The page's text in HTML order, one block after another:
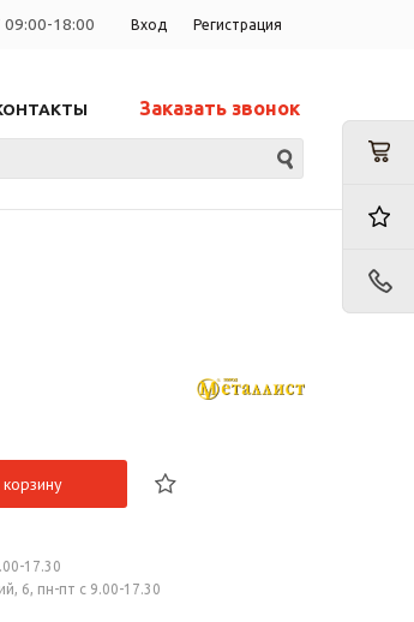
Вход Регистрация
18:00
Заказать звонок
17.30
6, пн-пт с 9.00-17.30